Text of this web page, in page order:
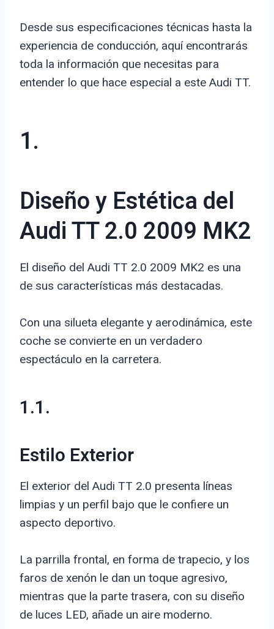
Desde sus especificaciones técnicas hasta la
experiencia de conducción, aquí encontrarás
toda la información que necesitas para
entender lo que hace especial a este Audi TT.
1.
Diseño y Estética del
Audi TT 2.0 2009 MK2
El diseño del Audi TT 2.0 2009 MK2 es una
de sus características más destacadas.
Con una silueta elegante y aerodinámica, este
coche se convierte en un verdadero
espectáculo en la carretera.
1.1.
Estilo Exterior
El exterior del Audi TT 2.0 presenta líneas
limpias y un perfil bajo que le confiere un
aspecto deportivo.
La parrilla frontal, en forma de trapecio, y los
faros de xenón le dan un toque agresivo,
mientras que la parte trasera, con su diseño
de luces LED, añade un aire moderno.